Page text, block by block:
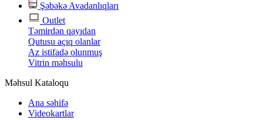
Şəbəkə Avadanlıqları
Outlet
Təmirdən qayıdan
Qutusu açıq olanlar
Az istifadə olunmuş
Vitrin məhsulu
Məhsul Kataloqu
Ana səhifə
Videokartlar